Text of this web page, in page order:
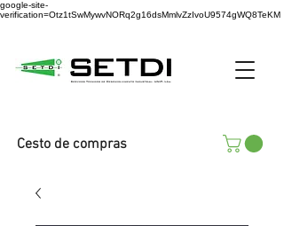
google-site-
verification=Otz1tSwMywvNORq2g16dsMmlvZzIvoU9574gWQ8TeKM
Cesto de compras